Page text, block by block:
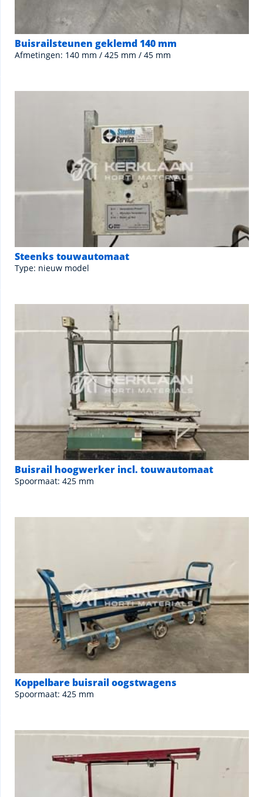
Buisrailsteunen geklemd 140 mm
Afmetingen: 140 mm / 425 mm / 45 mm
Steenks touwautomaat
Type: nieuw model
Buisrail hoogwerker incl. touwautomaat
Spoormaat: 425 mm
Koppelbare buisrail oogstwagens
Spoormaat: 425 mm